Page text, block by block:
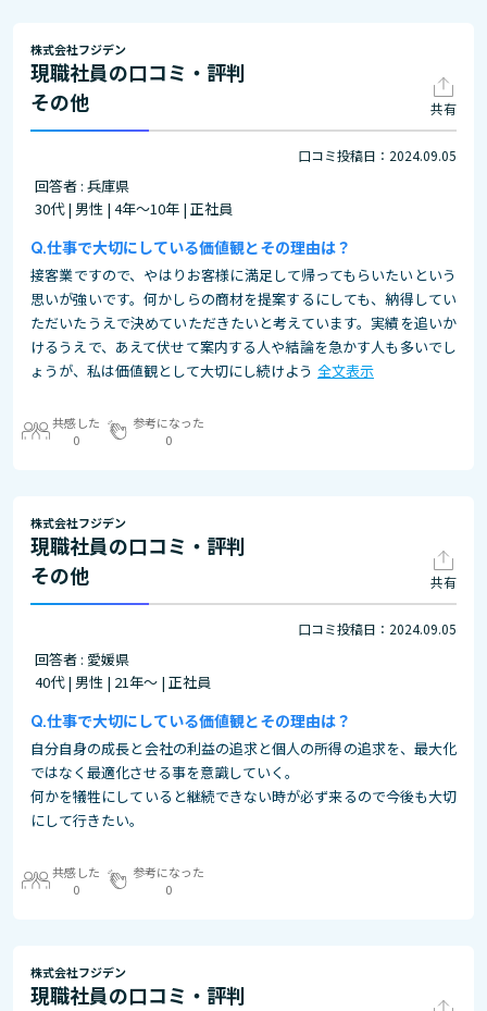
株式会社フジデン
現職社員の口コミ・評判
その他
共有
口コミ投稿日：2024.09.05
回答者 : 兵庫県
30代 | 男性 | 4年～10年 | 正社員
仕事で大切にしている価値観とその理由は？
接客業ですので、やはりお客様に満足して帰ってもらいたいという
思いが強いです。何かしらの商材を提案するにしても、納得してい
ただいたうえで決めていただきたいと考えています。実績を追いか
けるうえで、あえて伏せて案内する人や結論を急かす人も多いでし
ょうが、私は価値観として大切にし続けよう 全文表示
共感した
0
参考になった
0
株式会社フジデン
現職社員の口コミ・評判
その他
共有
口コミ投稿日：2024.09.05
回答者 : 愛媛県
40代 | 男性 | 21年～ | 正社員
仕事で大切にしている価値観とその理由は？
自分自身の成長と会社の利益の追求と個人の所得の追求を、最大化
ではなく最適化させる事を意識していく。
何かを犠牲にしていると継続できない時が必ず来るので今後も大切
にして行きたい。
共感した
0
参考になった
0
株式会社フジデン
現職社員の口コミ・評判